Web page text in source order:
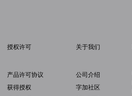
授权许可
产品许可协议
获得授权
关于我们
公司介绍
字加社区